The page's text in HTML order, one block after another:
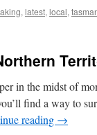
, latest, local,
in the midst of
find a way to
reading →